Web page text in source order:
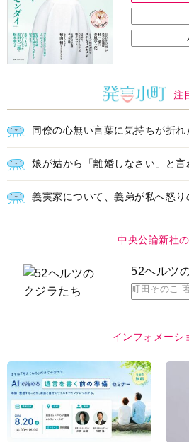
注
同僚の心無い言葉に気持ちが折れ
娘が姑から「離婚しなさい」と言
義実家について、義弟が私へ怒り
中央公論新社
52ヘルツ
町田そのこ
インフォメーシ